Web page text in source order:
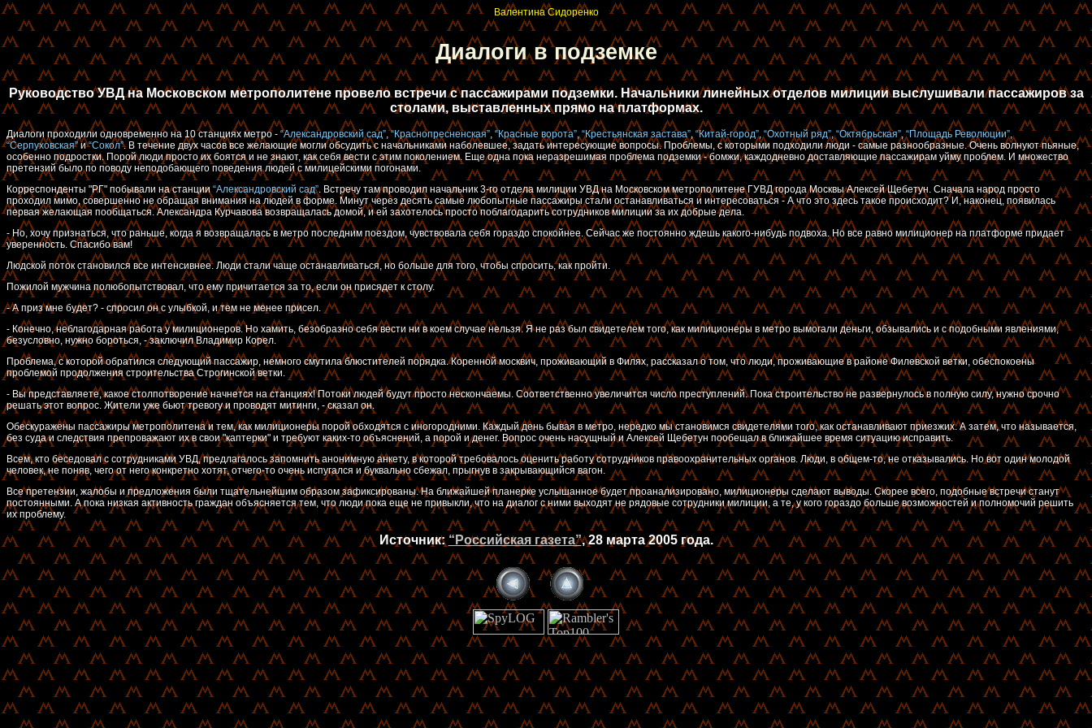
Валентина Сидоренко
Диалоги в подземке
Руководство УВД на Московском метрополитене провело встречи с пассажирами подземки. Начальники линейных отделов милиции выслушивали пассажиров за
столами, выставленных прямо на платформах.
Диалоги проходили одновременно на 10 станциях метро - “Александровский сад”,“Краснопресненская”, “Красные ворота”,“Крестьянская застава”, “Китай-город”,“Охотный ряд”,“Октябрьская”, “Площадь Революции”,
“Серпуховская” и“Сокол”. В течение двух часов все желающие могли обсудить с начальниками наболевшее, задать интересующие вопросы. Проблемы, с которыми подходили люди - самые разнообразные. Очень волнуют пьяные,
особенно подростки. Порой люди просто их боятся и не знают, как себя вести с этим поколением. Еще одна пока неразрешимая проблема подземки - бомжи, каждодневно доставляющие пассажирам уйму проблем. И множество
претензий было по поводу неподобающего поведения людей с милицейскими погонами.
Корреспонденты "РГ" побывали на станции “Александровский сад”. Встречу там проводил начальник 3-го отдела милиции УВД на Московском метрополитене ГУВД города Москвы Алексей Щебетун. Сначала народ просто
проходил мимо, совершенно не обращая внимания на людей в форме. Минут через десять самые любопытные пассажиры стали останавливаться и интересоваться - А что это здесь такое происходит? И, наконец, появилась
первая желающая пообщаться. Александра Курчавова возвращалась домой, и ей захотелось просто поблагодарить сотрудников милиции за их добрые дела.
- Но, хочу признаться, что раньше, когда я возвращалась в метро последним поездом, чувствовала себя гораздо спокойнее. Сейчас же постоянно ждешь какого-нибудь подвоха. Но все равно милиционер на платформе придает
уверенность. Спасибо вам!
Людской поток становился все интенсивнее. Люди стали чаще останавливаться, но больше для того, чтобы спросить, как пройти.
Пожилой мужчина полюбопытствовал, что ему причитается за то, если он присядет к столу.
- А приз мне будет? - спросил он с улыбкой, и тем не менее присел.
- Конечно, неблагодарная работа у милиционеров. Но хамить, безобразно себя вести ни в коем случае нельзя. Я не раз был свидетелем того, как милиционеры в метро вымогали деньги, обзывались и с подобными явлениями,
безусловно, нужно бороться, - заключил Владимир Корел.
Проблема, с которой обратился следующий пассажир, немного смутила блюстителей порядка. Коренной москвич, проживающий в Филях, рассказал о том, что люди, проживающие в районе Филевской ветки, обеспокоены
проблемой продолжения строительства Строгинской ветки.
- Вы представляете, какое столпотворение начнется на станциях! Потоки людей будут просто нескончаемы. Соответственно увеличится число преступлений. Пока строительство не развернулось в полную силу, нужно срочно
решать этот вопрос. Жители уже бьют тревогу и проводят митинги, - сказал он.
Обескуражены пассажиры метрополитена и тем, как милиционеры порой обходятся с иногородними. Каждый день бывая в метро, нередко мы становимся свидетелями того, как останавливают приезжих. А затем, что называется,
без суда и следствия препроважают их в свои "каптерки" и требуют каких-то объяснений, а порой и денег. Вопрос очень насущный и Алексей Щебетун пообещал в ближайшее время ситуацию исправить.
Всем, кто беседовал с сотрудниками УВД, предлагалось запомнить анонимную анкету, в которой требовалось оценить работу сотрудников правоохранительных органов. Люди, в общем-то, не отказывались. Но вот один молодой
человек, не поняв, чего от него конкретно хотят, отчего-то очень испугался и буквально сбежал, прыгнув в закрывающийся вагон.
Все претензии, жалобы и предложения были тщательнейшим образом зафиксированы. На ближайшей планерке услышанное будет проанализировано, милиционеры сделают выводы. Скорее всего, подобные встречи станут
постоянными. А пока низкая активность граждан объясняется тем, что люди пока еще не привыкли, что на диалог с ними выходят не рядовые сотрудники милиции, а те, у кого гораздо больше возможностей и полномочий решить
их проблему.
Источник: “Российская газета”, 28 марта 2005 года.